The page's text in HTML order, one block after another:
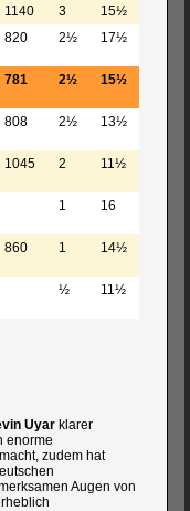
1140 3
15½
820 2½ 17½
781 2½ 15½
808 2½ 13½
1045 2 11½
1 16
860 1 14½
½ 11½
Uyar klarer
enorme
zudem hat
Augen von